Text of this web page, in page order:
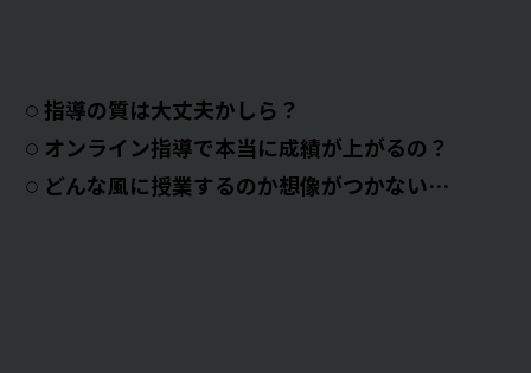
指導の質は大丈夫かしら？
オンライン指導で本当に成績が上がるの？
どんな風に授業するのか想像がつかない…